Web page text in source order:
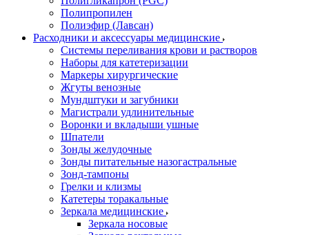
Полипропилен
Полиэфир (Лавсан)
Расходники и аксессуары медицинские
Системы переливания крови и растворов
Наборы для катетеризации
Маркеры хирургические
Жгуты венозные
Мундштуки и загубники
Магистрали удлинительные
Воронки и вкладыши ушные
Шпатели
Зонды желудочные
Зонды питательные назогастральные
Зонд-тампоны
Грелки и клизмы
Катетеры торакальные
Зеркала медицинские
Зеркала носовые